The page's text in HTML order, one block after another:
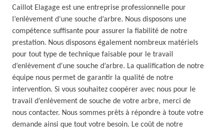
Caillot Elagage est une entreprise professionnelle pour
l’enlèvement d’une souche d’arbre. Nous disposons une
compétence suffisante pour assurer la fiabilité de notre
prestation. Nous disposons également nombreux matériels
pour tout type de technique faisable pour le travail
d’enlèvement d’une souche d’arbre. La qualification de notre
équipe nous permet de garantir la qualité de notre
intervention. Si vous souhaitez coopérer avec nous pour le
travail d’enlèvement de souche de votre arbre, merci de
nous contacter. Nous sommes prêts à répondre à toute votre
demande ainsi que tout votre besoin. Le coût de notre